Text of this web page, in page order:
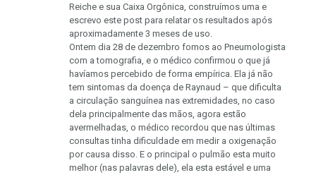
Reiche e sua Caixa Orgônica, construímos uma e
escrevo este post para relatar os resultados após
aproximadamente 3 meses de uso.
Ontem dia 28 de dezembro fomos ao Pneumologista
com a tomografia, e o médico confirmou o que já
havíamos percebido de forma empírica. Ela já não
tem sintomas da doença de Raynaud – que dificulta
a circulação sanguínea nas extremidades, no caso
dela principalmente das mãos, agora estão
avermelhadas, o médico recordou que nas últimas
consultas tinha dificuldade em medir a oxigenação
por causa disso. E o principal o pulmão esta muito
melhor (nas palavras dele), ela esta estável e uma